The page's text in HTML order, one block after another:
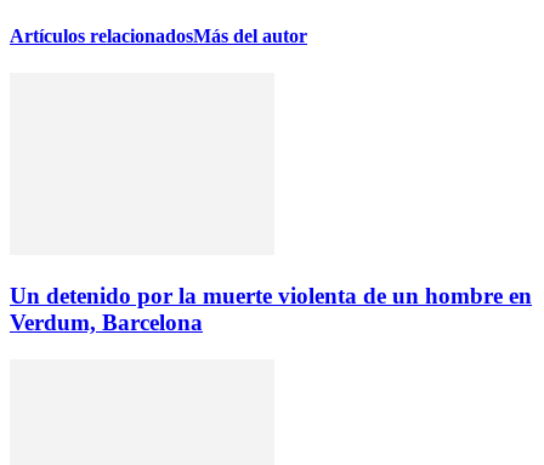
Artículos relacionadosMás del autor
Un detenido por la muerte violenta de un hombre en
Verdum, Barcelona